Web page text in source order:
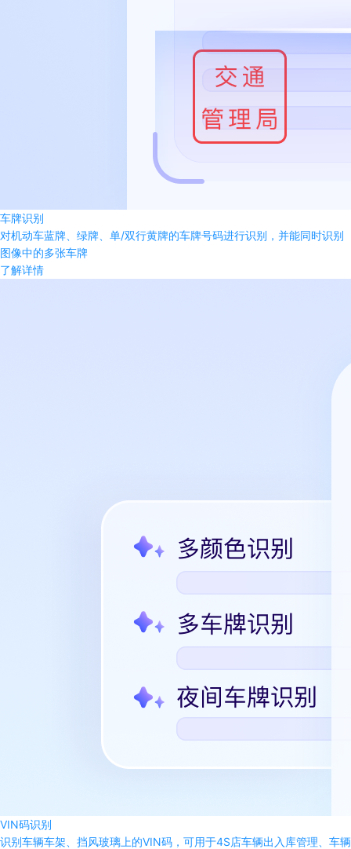
车牌识别
对机动车蓝牌、绿牌、单/双行黄牌的车牌号码进行识别，并能同时识别
图像中的多张车牌
了解详情
VIN码识别
识别车辆车架、挡风玻璃上的VIN码，可用于4S店车辆出入库管理、车辆